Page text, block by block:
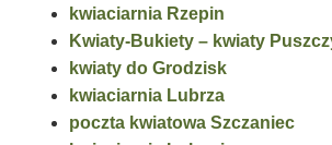
kwiaciarnia Rzepin
Kwiaty-Bukiety – kwiaty
kwiaty do Grodzisk
kwiaciarnia Lubrza
poczta kwiatowa Szczaniec